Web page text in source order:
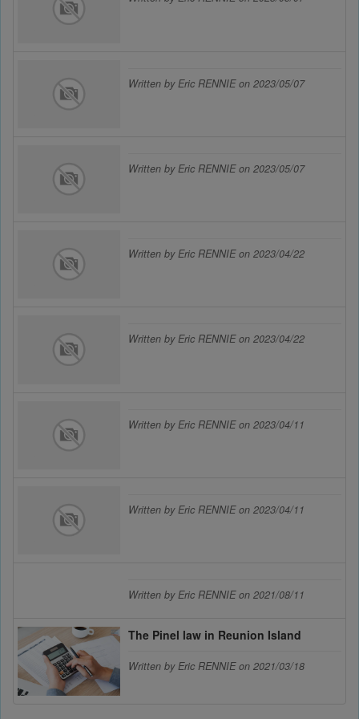
Cookies sociaux
sociaux afin que vous puissiez partager votre expérience
avec vos amis.
Written by Eric RENNIE on 2023/05/07
Written by Eric RENNIE on 2023/05/07
Written by Eric RENNIE on 2023/04/22
Written by Eric RENNIE on 2023/04/22
Written by Eric RENNIE on 2023/04/11
Written by Eric RENNIE on 2023/04/11
Written by Eric RENNIE on 2021/08/11
The Pinel law in Reunion Island
Written by Eric RENNIE on 2021/03/18